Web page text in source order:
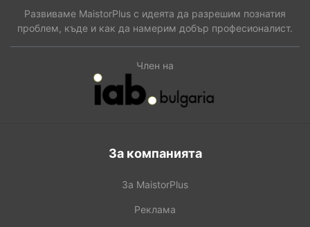
Развиваме MaistorPlus с идеята да разрешим познатия
проблем, къде и как да намерим добър професионалист.
Член на
За компанията
За MaistorPlus
Реклама